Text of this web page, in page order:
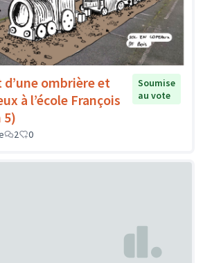
ombrière et
à l’école François
5)
Soumise
au vote
2 0